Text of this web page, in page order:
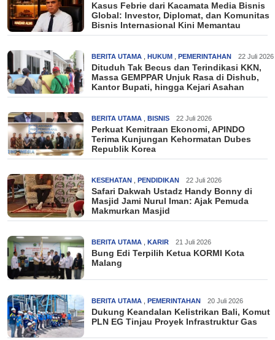
Kasus Febrie dari Kacamata Media Bisnis
Global: Investor, Diplomat, dan Komunitas
Bisnis Internasional Kini Memantau
BERITA UTAMA HUKUM PEMERINTAHAN 22 Juli 2026
Dituduh Tak Becus dan Terindikasi KKN,
Massa GEMPPAR Unjuk Rasa di Dishub,
Kantor Bupati, hingga Kejari Asahan
BERITA UTAMA BISNIS 22 Juli 2026
Perkuat Kemitraan Ekonomi, APINDO
Terima Kunjungan Kehormatan Dubes
Republik Korea
KESEHATAN PENDIDIKAN 22 Juli 2026
Safari Dakwah Ustadz Handy Bonny di
Masjid Jami Nurul Iman: Ajak Pemuda
Makmurkan Masjid
BERITA UTAMA KARIR 21 Juli 2026
Bung Edi Terpilih Ketua KORMI Kota
Malang
BERITA UTAMA ,PEMERINTAHAN 20 Juli 2026
Dukung Keandalan Kelistrikan Bali, Komut
PLN EG Tinjau Proyek Infrastruktur Gas